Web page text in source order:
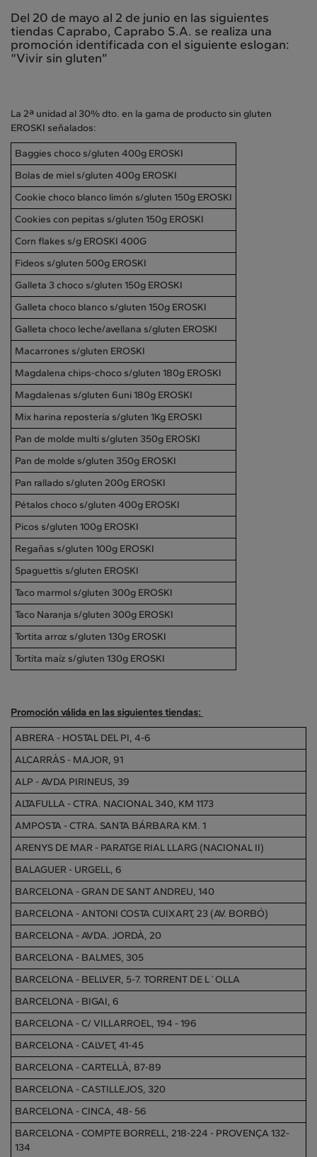
Del 20 de mayo al 2 de junio en las siguientes
tiendas Caprabo, Caprabo S.A. se realiza una
promoción identificada con el siguiente eslogan:
“Vivir sin gluten”
La 2ª unidad al 30% dto. en la gama de producto sin gluten
EROSKI señalados:
Baggies choco s/gluten 400g EROSKI
Bolas de miel s/gluten 400g EROSKI
Cookie choco blanco limón s/gluten 150g EROSKI
Cookies con pepitas s/gluten 150g EROSKI
Corn flakes s/g EROSKI 400G
Fideos s/gluten 500g EROSKI
Galleta 3 choco s/gluten 150g EROSKI
Galleta choco blanco s/gluten 150g EROSKI
Galleta choco leche/avellana s/gluten EROSKI
Macarrones s/gluten EROSKI
Magdalena chips-choco s/gluten 180g EROSKI
Magdalenas s/gluten 6uni 180g EROSKI
Mix harina repostería s/gluten 1Kg EROSKI
Pan de molde multi s/gluten 350g EROSKI
Pan de molde s/gluten 350g EROSKI
Pan rallado s/gluten 200g EROSKI
Pétalos choco s/gluten 400g EROSKI
Picos s/gluten 100g EROSKI
Regañas s/gluten 100g EROSKI
Spaguettis s/gluten EROSKI
Taco marmol s/gluten 300g EROSKI
Taco Naranja s/gluten 300g EROSKI
Tortita arroz s/gluten 130g EROSKI
Tortita maíz s/gluten 130g EROSKI
Promoción válida en las siguientes tiendas:
ABRERA - HOSTAL DEL PI, 4-6
ALCARRÀS - MAJOR, 91
ALP - AVDA PIRINEUS, 39
ALTAFULLA - CTRA. NACIONAL 340, KM 1173
AMPOSTA - CTRA. SANTA BÁRBARA KM. 1
ARENYS DE MAR - PARATGE RIAL LLARG (NACIONAL II)
BALAGUER - URGELL, 6
BARCELONA - GRAN DE SANT ANDREU, 140
BARCELONA - ANTONI COSTA CUIXART, 23 (AV. BORBÓ)
BARCELONA - AVDA. JORDÀ, 20
BARCELONA - BALMES, 305
BARCELONA - BELLVER, 5-7. TORRENT DE L´OLLA
BARCELONA - BIGAI, 6
BARCELONA - C/ VILLARROEL, 194 - 196
BARCELONA - CALVET, 41-45
BARCELONA - CARTELLÀ, 87-89
BARCELONA - CASTILLEJOS, 320
BARCELONA - CINCA, 48- 56
BARCELONA - COMPTE BORRELL, 218-224 - PROVENÇA 132-
134